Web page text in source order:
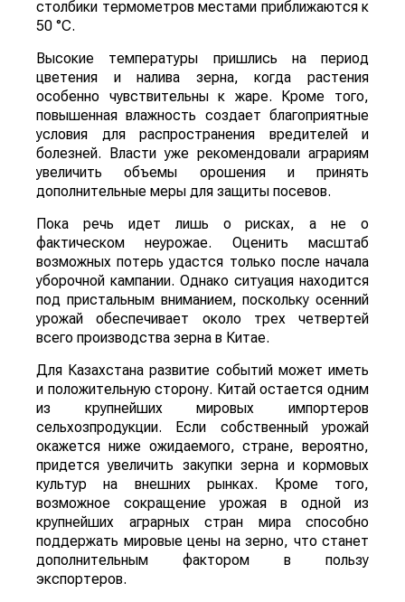
столбики термометров местами приближаются к
50 °C.
Высокие температуры пришлись на период
цветения и налива зерна, когда растения
особенно чувствительны к жаре. Кроме того,
повышенная влажность создает благоприятные
условия для распространения вредителей и
болезней. Власти уже рекомендовали аграриям
увеличить объемы орошения и принять
дополнительные меры для защиты посевов.
Пока речь идет лишь о рисках, а не о
фактическом неурожае. Оценить масштаб
возможных потерь удастся только после начала
уборочной кампании. Однако ситуация находится
под пристальным вниманием, поскольку осенний
урожай обеспечивает около трех четвертей
всего производства зерна в Китае.
Для Казахстана развитие событий может иметь
и положительную сторону. Китай остается одним
из крупнейших мировых импортеров
сельхозпродукции. Если собственный урожай
окажется ниже ожидаемого, стране, вероятно,
придется увеличить закупки зерна и кормовых
культур на внешних рынках. Кроме того,
возможное сокращение урожая в одной из
крупнейших аграрных стран мира способно
поддержать мировые цены на зерно, что станет
дополнительным фактором в пользу
экспортеров.